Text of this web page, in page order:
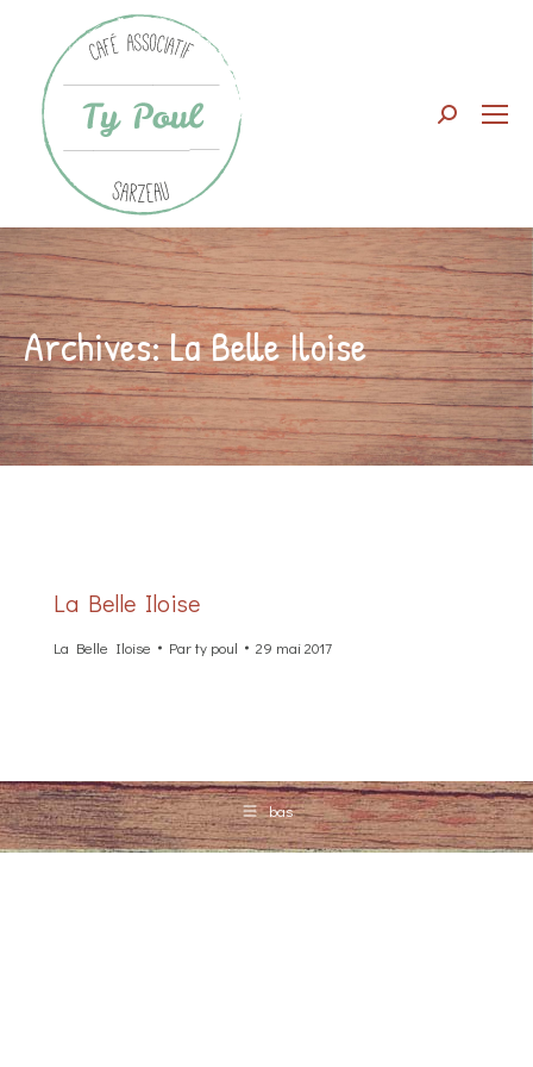
Search:
Archives:La Belle Iloise
La Belle Iloise
La Belle Iloise Party poul 29 mai 2017
bas